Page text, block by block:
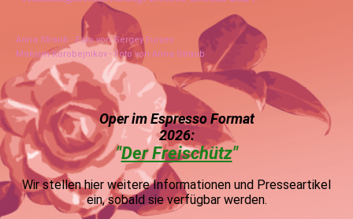
Anna Straub - Foto von Sergey Furzev
Maksim Korobejnikov - Foto von Anna Straub
Oper im Espresso Format
2026:
"Der Freischütz"
Wir stellen hier weitere Informationen und Presseartikel
ein, sobald sie verfügbar werden.